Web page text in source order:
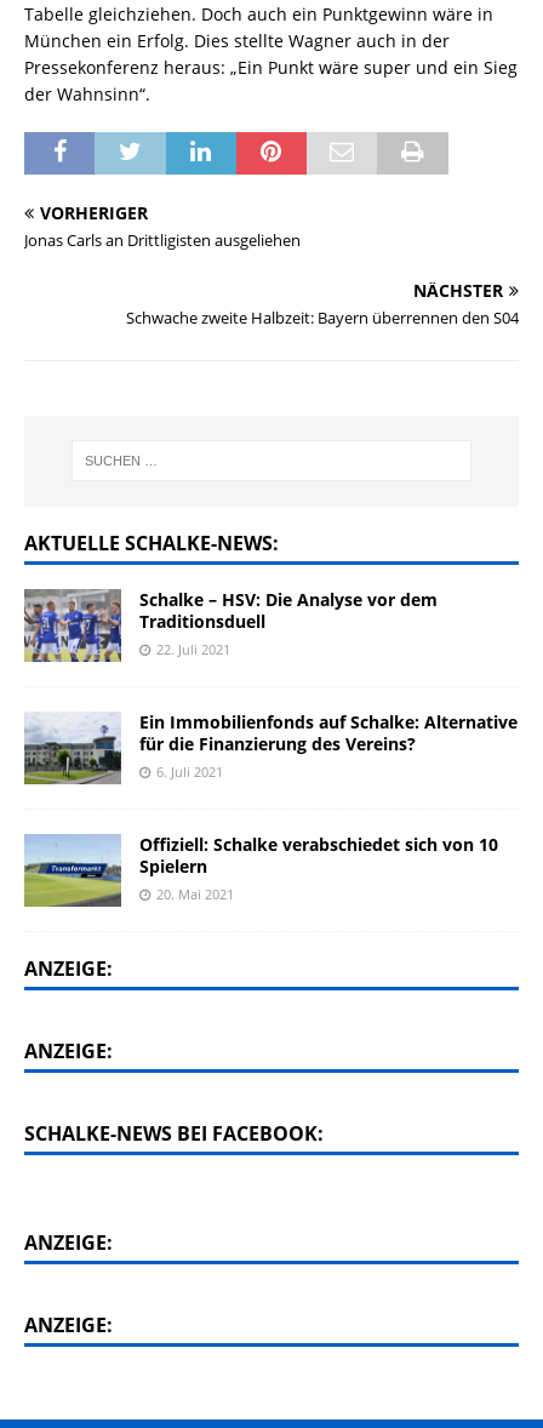
Tabelle gleichziehen. Doch auch ein Punktgewinn wäre in
München ein Erfolg. Dies stellte Wagner auch in der
Pressekonferenz heraus: „Ein Punkt wäre super und ein Sieg
der Wahnsinn“.
VORHERIGER
Jonas Carls an Drittligisten ausgeliehen
NÄCHSTER
Schwache zweite Halbzeit: Bayern überrennen den S04
AKTUELLE SCHALKE-NEWS:
Schalke – HSV: Die Analyse vor dem
Traditionsduell
22. Juli 2021
Ein Immobilienfonds auf Schalke: Alternative
für die Finanzierung des Vereins?
6. Juli 2021
Offiziell: Schalke verabschiedet sich von 10
Spielern
20. Mai 2021
ANZEIGE:
ANZEIGE:
SCHALKE-NEWS BEI FACEBOOK:
ANZEIGE:
ANZEIGE: